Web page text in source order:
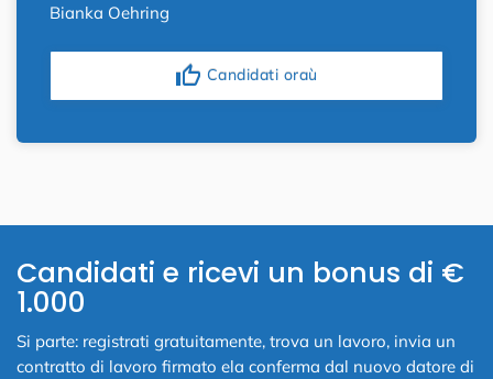
Bianka Oehring
thumb_up Candidati oraù
Candidati e ricevi un bonus di €
1.000
Si parte: registrati gratuitamente, trova un lavoro, invia un
contratto di lavoro firmato ela conferma dal nuovo datore di